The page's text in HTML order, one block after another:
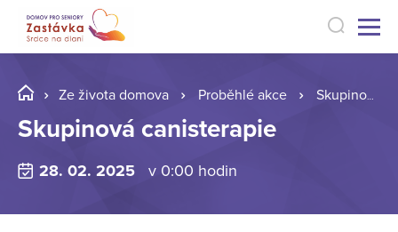
Ze života domova Proběhlé akce Skupinová canisterapie
Skupinová canisterapie
28. 02. 2025 v 0:00 hodin